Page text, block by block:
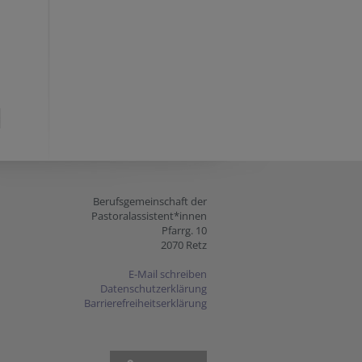
Berufsgemeinschaft der
Pastoralassistent*innen
Pfarrg. 10
2070 Retz
E-Mail schreiben
Datenschutzerklärung
Barrierefreiheitserklärung